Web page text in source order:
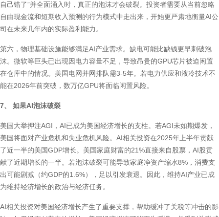
自己错了”并全面涌入时，真正的泡沫才会破裂。投资者需要从当前忽略
自由现金流和短期收入预测的行为模式中走出来，开始更严肃地衡量AI公
司在未来几年内的实际盈利能力。
第六，物理基础设施能够满足AI产业需求。缺电可能比缺钱更早刺破泡
沫。微软等巨头已出现因电力容量不足，导致昂贵的GPU芯片被迫闲置
在仓库中的情况。美国电网并网排队需3-5年。若电力供应和液冷技术不
能在2026年前突破，数万亿GPU将面临闲置风险。
7、 如果AI泡沫破裂
美国大举押注AGI，AI已成为美国经济增长的支柱。若AGI未如期爆发，
美国将面对产业危机和失业危机风险。AI相关投资在2025年上半年贡献
了近一半的美国GDP增长。美国家庭财富的21%直接来自股票，AI股贡
献了近期增长的一半。若泡沫破裂可能导致家庭净资产缩水8%，消费支
出可能剧减（约GDP的1.6%），足以引发衰退。因此，维持AI产业已成
为维持经济增长的政治与经济任务。
AI相关投资对美国经济增长产生了重要支撑，帮助缓冲了关税等冲击的影